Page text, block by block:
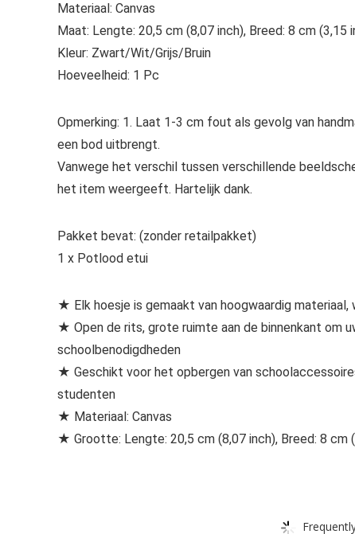
Materiaal: Canvas
Maat: Lengte: 20,5 cm (8,07 inch), Breed: 8 cm (3,15
Kleur: Zwart/Wit/Grijs/Bruin
Hoeveelheid: 1 Pc
Opmerking: 1. Laat 1-3 cm fout als gevolg van
een bod uitbrengt.
Vanwege het verschil tussen verschillende
het item weergeeft. Hartelijk dank.
Pakket bevat: (zonder retailpakket)
1 x Potlood etui
★ Elk hoesje is gemaakt van hoogwaardig
★ Open de rits, grote ruimte aan de binnenkant om
schoolbenodigdheden
★ Geschikt voor het opbergen van
studenten
★ Materiaal: Canvas
★ Grootte: Lengte: 20,5 cm (8,07 inch), Breed: 8 cm